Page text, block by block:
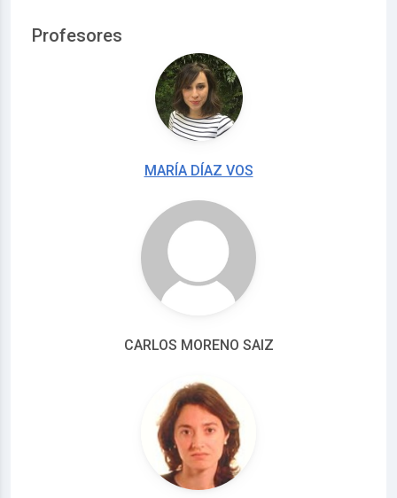
Profesores
MARÍA DÍAZ VOS
CARLOS MORENO SAIZ